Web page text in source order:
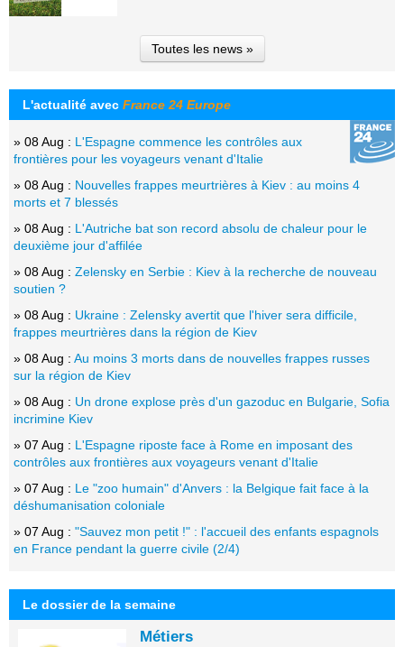
Toutes les news »
L'actualité avec France 24 Europe
» 08 Aug : L'Espagne commence les contrôles aux
frontières pour les voyageurs venant d'Italie
» 08 Aug : Nouvelles frappes meurtrières à Kiev : au moins 4
morts et 7 blessés
» 08 Aug : L'Autriche bat son record absolu de chaleur pour le
deuxième jour d'affilée
» 08 Aug : Zelensky en Serbie : Kiev à la recherche de nouveau
soutien ?
» 08 Aug : Ukraine : Zelensky avertit que l'hiver sera difficile,
frappes meurtrières dans la région de Kiev
» 08 Aug : Au moins 3 morts dans de nouvelles frappes russes
sur la région de Kiev
» 08 Aug : Un drone explose près d'un gazoduc en Bulgarie, Sofia
incrimine Kiev
» 07 Aug : L'Espagne riposte face à Rome en imposant des
contrôles aux frontières aux voyageurs venant d'Italie
» 07 Aug : Le "zoo humain" d'Anvers : la Belgique fait face à la
déshumanisation coloniale
» 07 Aug : "Sauvez mon petit !" : l'accueil des enfants espagnols
en France pendant la guerre civile (2/4)
Le dossier de la semaine
Métiers